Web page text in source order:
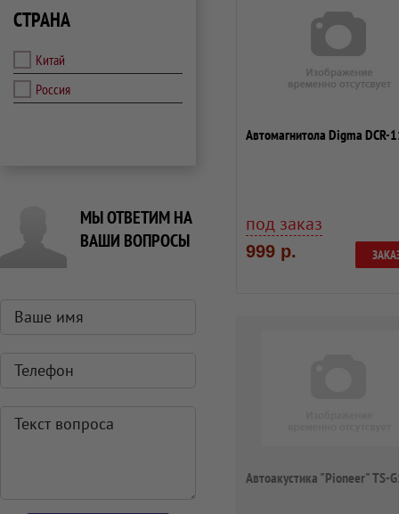
СТРАНА
Китай
Россия
МЫ ОТВЕТИМ НА
ВАШИ ВОПРОСЫ
Автомагнитола Digma DCR-
под заказ
999 р.
Автоакустика "Pioneer" TS-